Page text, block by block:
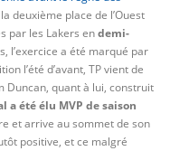
deuxième place de l’Ouest
par les Lakers endemi-
l’exercice a été marqué par
l’été d’avant, TP vient de
Duncan, quant à lui, construit
a été élu MVP de saison
et arrive au sommet de son
positive, et ce malgré